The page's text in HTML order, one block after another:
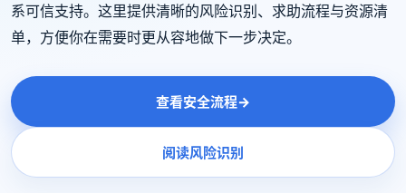
系可信支持。这里提供清晰的风险识别、求助流程与资源清
单，方便你在需要时更从容地做下一步决定。
查看安全流程→
阅读风险识别